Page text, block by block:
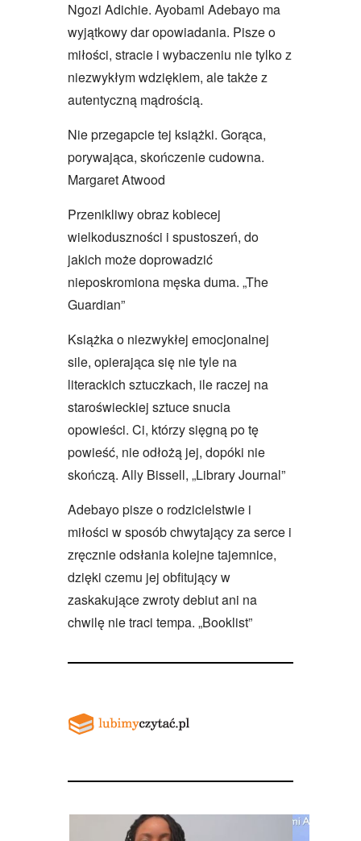
Ngozi Adichie. Ayobami Adebayo ma
wyjątkowy dar opowiadania. Pisze o
miłości, stracie i wybaczeniu nie tylko z
niezwykłym wdziękiem, ale także z
autentyczną mądrością.
Nie przegapcie tej książki. Gorąca,
porywająca, skończenie cudowna.
Margaret Atwood
Przenikliwy obraz kobiecej
wielkoduszności i spustoszeń, do
jakich może doprowadzić
nieposkromiona męska duma. „The
Guardian”
Książka o niezwykłej emocjonalnej
sile, opierająca się nie tyle na
literackich sztuczkach, ile raczej na
staroświeckiej sztuce snucia
opowieści. Ci, którzy sięgną po tę
powieść, nie odłożą jej, dopóki nie
skończą. Ally Bissell, „Library Journal”
Adebayo pisze o rodzicielstwie i
miłości w sposób chwytający za serce i
zręcznie odsłania kolejne tajemnice,
dzięki czemu jej obfitujący w
zaskakujące zwroty debiut ani na
chwilę nie traci tempa. „Booklist”